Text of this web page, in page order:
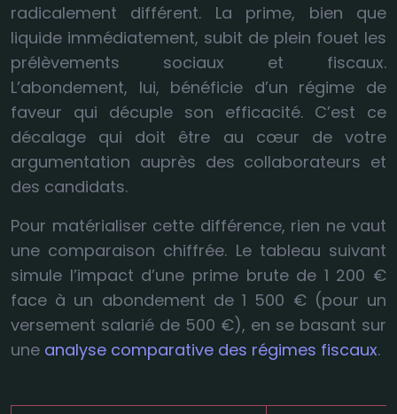
radicalement différent. La prime, bien que
liquide immédiatement, subit de plein fouet les
prélèvements sociaux et fiscaux.
L’abondement, lui, bénéficie d’un régime de
faveur qui décuple son efficacité. C’est ce
décalage qui doit être au cœur de votre
argumentation auprès des collaborateurs et
des candidats.
Pour matérialiser cette différence, rien ne vaut
une comparaison chiffrée. Le tableau suivant
simule l’impact d’une prime brute de 1 200 €
face à un abondement de 1 500 € (pour un
versement salarié de 500 €), en se basant sur
une analyse comparative des régimes fiscaux.